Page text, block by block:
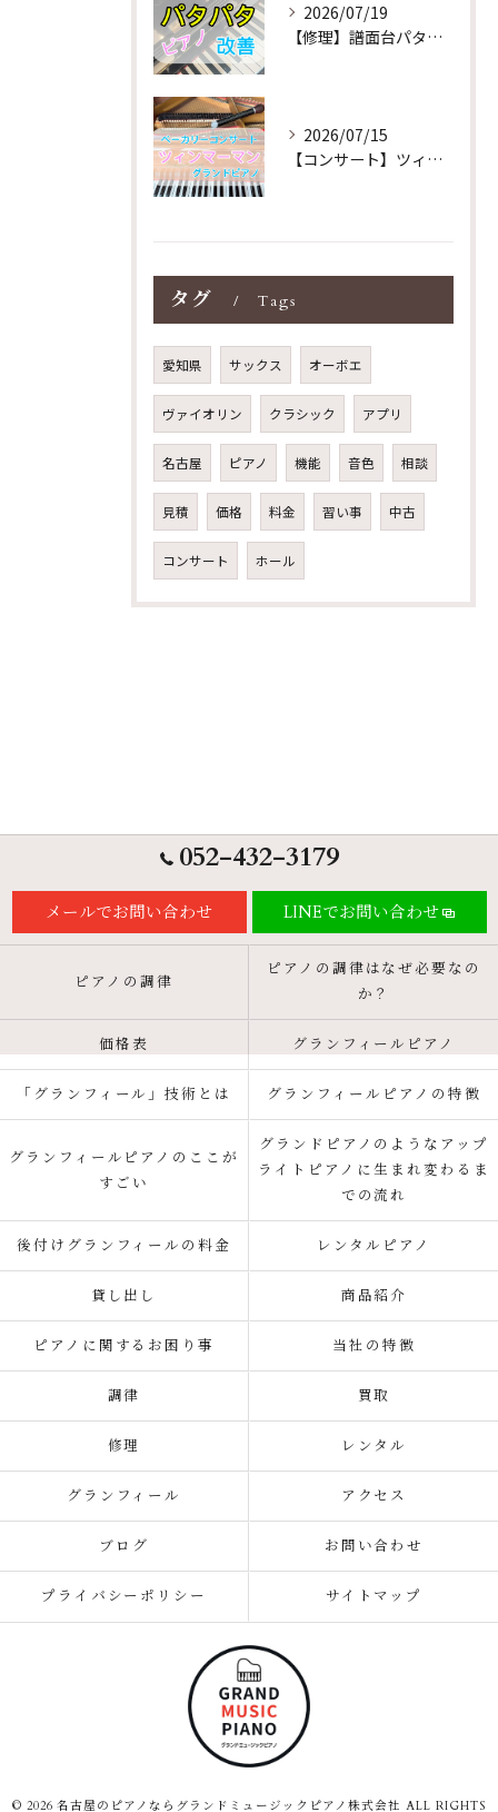
2026/07/19
【修理】譜面台パタパタを改善！ストレス解消！
2026/07/15
【コンサート】ツィンマーマンのグランドピアノ♪木目猫足グラン...
タグ Tags
愛知県 サックス オーボエ
ヴァイオリン クラシック アプリ
名古屋 ピアノ 機能 音色 相談
見積 価格 料金 習い事 中古
コンサート ホール
052-432-3179
メールでお問い合わせ LINEでお問い合わせ
ピアノの調律
ピアノの調律はなぜ必要なの
か？
価格表 グランフィールピアノ
「グランフィール」技術とは グランフィールピアノの特徴
グランフィールピアノのここが
すごい
グランドピアノのようなアップ
ライトピアノに生まれ変わるま
での流れ
後付けグランフィールの料金 レンタルピアノ
貸し出し 商品紹介
ピアノに関するお困り事 当社の特徴
調律 買取
修理 レンタル
グランフィール アクセス
ブログ お問い合わせ
プライバシーポリシー サイトマップ
© 2026 名古屋のピアノならグランドミュージックピアノ株式会社 ALL RIGHTS